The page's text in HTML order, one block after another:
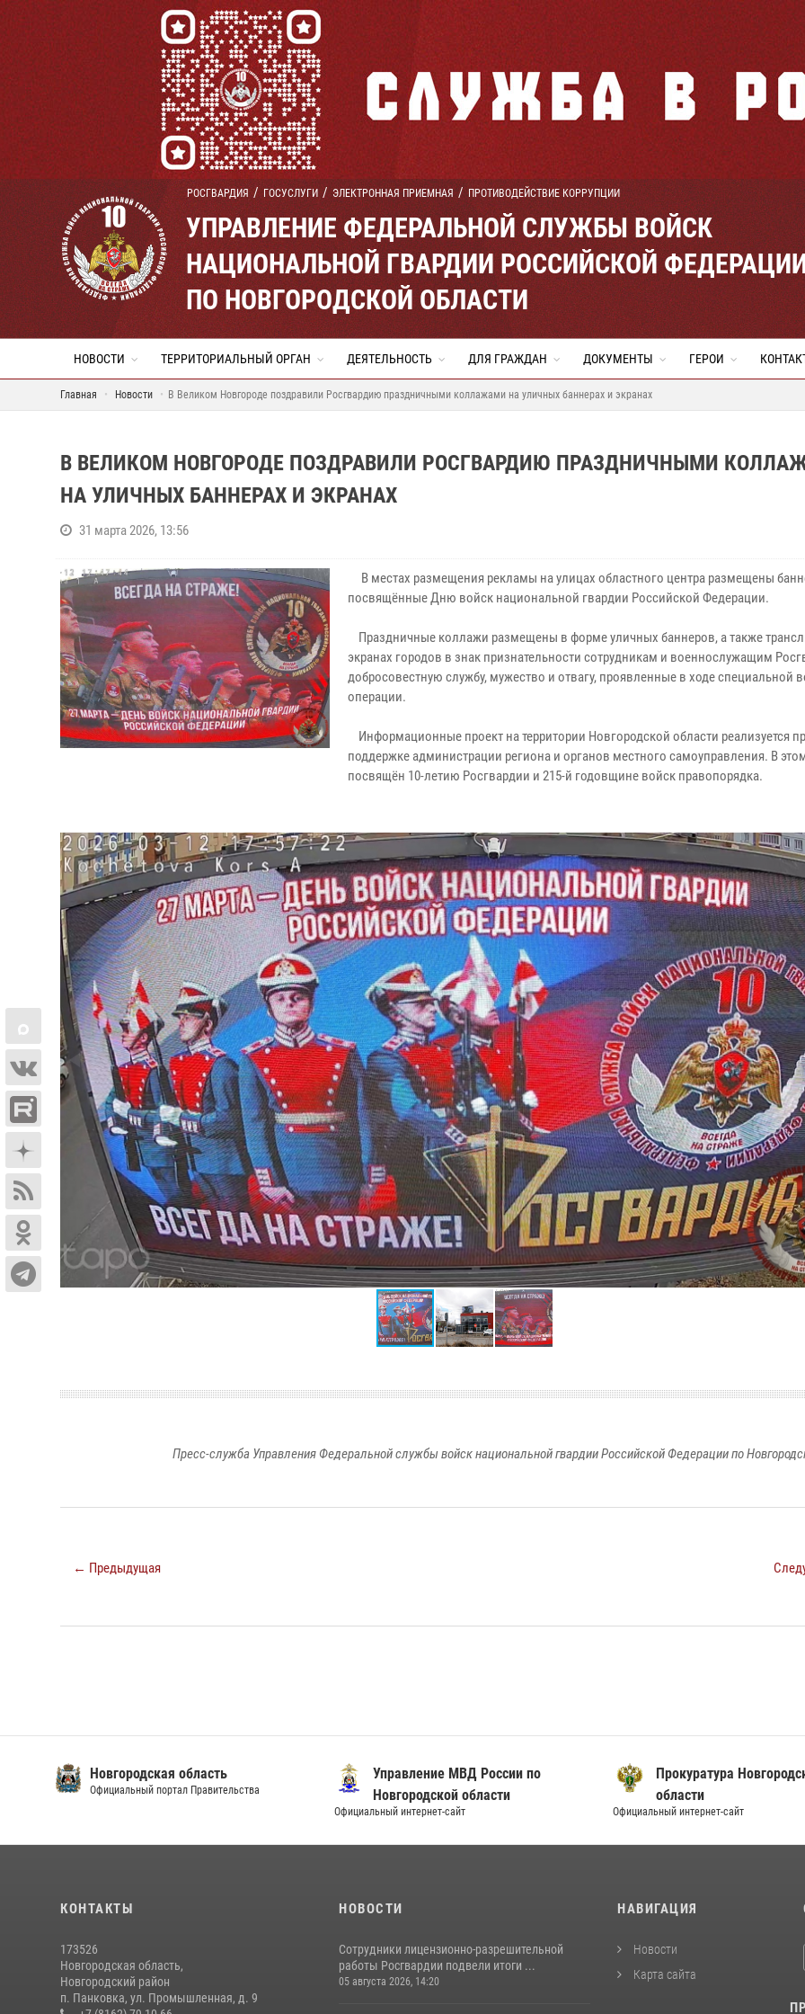
РОСГВАРДИЯ ГОСУСЛУГИ ЭЛЕКТРОННАЯ ПРИЕМНАЯ ПРОТИВОДЕЙСТВИЕ КОРРУПЦИИ
УПРАВЛЕНИЕ ФЕДЕРАЛЬНОЙ СЛУЖБЫ ВОЙСК
НАЦИОНАЛЬНОЙ ГВАРДИИ РОССИЙСКОЙ
ПО НОВГОРОДСКОЙ ОБЛАСТИ
НОВОСТИ ТЕРРИТОРИАЛЬНЫЙ ОРГАН ДЕЯТЕЛЬНОСТЬ ДЛЯ ГРАЖДАН ДОКУМЕНТЫ ГЕРОИ
Главная Новости В Великом Новгороде поздравили Росгвардию праздничными коллажами на уличных баннерах и экранах
В ВЕЛИКОМ НОВГОРОДЕ ПОЗДРАВИЛИ РОСГВАРДИЮ ПРАЗДНИЧНЫМИ
НА УЛИЧНЫХ БАННЕРАХ И ЭКРАНАХ
31 марта 2026, 13:56
В местах размещения рекламы на улицах областного центра размещены
посвящённые Дню войск национальной гвардии Российской Федерации.
Праздничные коллажи размещены в форме уличных баннеров, а также
экранах городов в знак признательности сотрудникам и военнослужащим
добросовестную службу, мужество и отвагу, проявленные в ходе специальной
операции.
Информационные проект на территории Новгородской области реализуется
поддержке администрации региона и органов местного самоуправления. В
посвящён 10-летию Росгвардии и 215-й годовщине войск правопорядка.
Пресс-служба Управления Федеральной службы войск национальной гвардии Российской Федерации по
← Предыдущая
Новгородская область
Официальный портал Правительства
Управление МВД России по
Новгородской области
Официальный интернет-сайт
Прокуратура
области
Официальный интернет-сайт
КОНТАКТЫ
173526
Новгородская область,
Новгородский район
п. Панковка, ул. Промышленная, д. 9
НОВОСТИ
Сотрудники лицензионно-разрешительной
работы Росгвардии подвели итоги ...
05 августа 2026, 14:20
НАВИГАЦИЯ
Новости
Карта сайта